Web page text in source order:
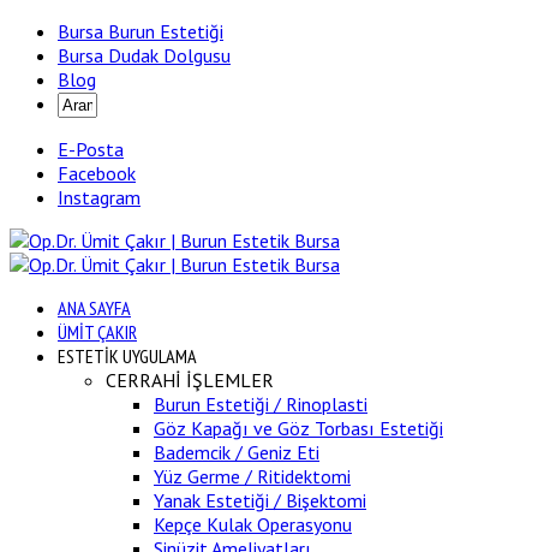
Bursa Burun Estetiği
Bursa Dudak Dolgusu
Blog
E-Posta
Facebook
Instagram
ANA SAYFA
ÜMİT ÇAKIR
ESTETİK UYGULAMA
CERRAHİ İŞLEMLER
Burun Estetiği / Rinoplasti
Göz Kapağı ve Göz Torbası Estetiği
Bademcik / Geniz Eti
Yüz Germe / Ritidektomi
Yanak Estetiği / Bişektomi
Kepçe Kulak Operasyonu